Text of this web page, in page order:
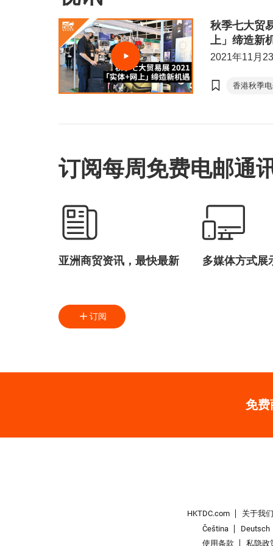
秋季七大贸
上」缔造新
2021年11月
香港秋季
订阅每周免费电邮通
亚洲商贸资讯，最快最新 多媒体方式展
订阅
免费
HKTDC.com
关于我
Čeština
Deutsch
使用条款
私隐政